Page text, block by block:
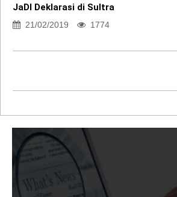
JaDI Deklarasi di Sultra
21/02/2019 1774